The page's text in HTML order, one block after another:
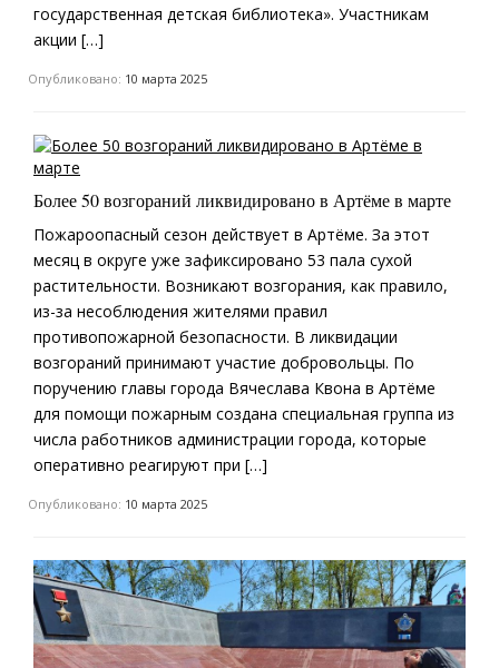
государственная детская библиотека». Участникам
акции […]
Опубликовано: 10 марта 2025
Более 50 возгораний ликвидировано в Артёме в марте
Пожароопасный сезон действует в Артёме. За этот
месяц в округе уже зафиксировано 53 пала сухой
растительности. Возникают возгорания, как правило,
из-за несоблюдения жителями правил
противопожарной безопасности. В ликвидации
возгораний принимают участие добровольцы. По
поручению главы города Вячеслава Квона в Артёме
для помощи пожарным создана специальная группа из
числа работников администрации города, которые
оперативно реагируют при […]
Опубликовано: 10 марта 2025